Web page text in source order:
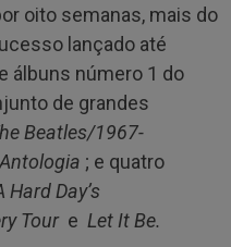
oito semanas, mais do
lançado até
álbuns número 1 do
de grandes
Beatles/1967-
Antologia ; e quatro
Hard Day’s
Tour e Let It Be.